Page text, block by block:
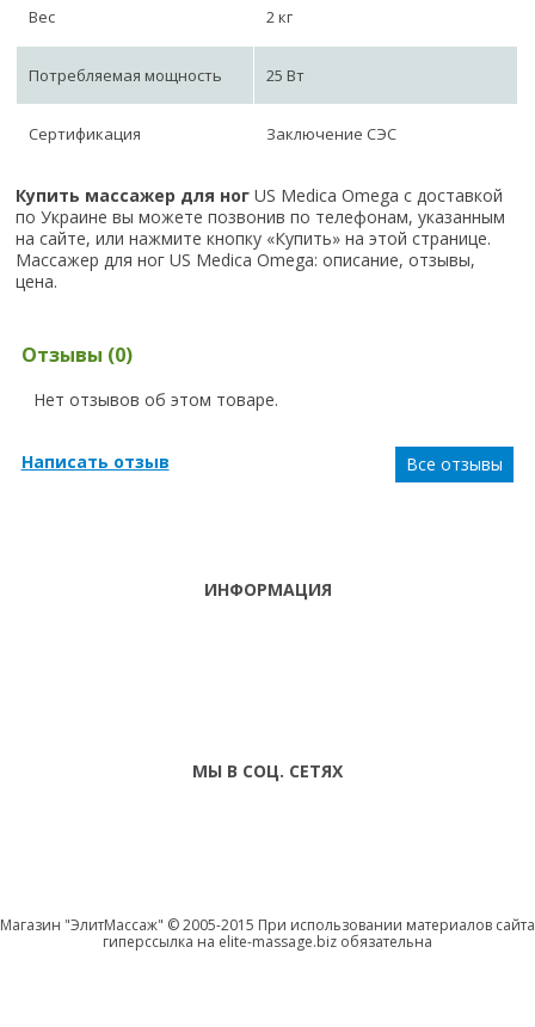
Вес 2 кг
Потребляемая мощность 25 Вт
Сертификация Заключение СЭС
Купить массажер для ног US Medica Omega с доставкой
по Украине вы можете позвонив по телефонам, указанным
на сайте, или нажмите кнопку «Купить» на этой странице.
Массажер для ног US Medica Omega: описание, отзывы,
цена.
Отзывы (0)
Нет отзывов об этом товаре.
Написать отзыв Все отзывы
ИНФОРМАЦИЯ
МЫ В СОЦ. СЕТЯХ
Магазин "ЭлитМассаж" © 2005-2015 При использовании материалов сайта
гиперссылка на elite-massage.biz обязательна